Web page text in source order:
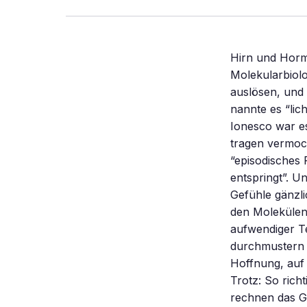
Hirn und Hormone müssen zusammenspielen, um gute Gefühle zu erzeugen. Die Molekularbiologen haben herausgefunden, wie Sex und Schokolade Glücksgefühle auslösen, und warum Männer leichter glücklich zu machen sind als Frauen. Max Frisch nannte es “lichterlohes Bewußtsein”. Für den französischen Schriftsteller Eugène Ionesco war es “Erleuchtung”, die ihn aus schwarzer Erdenschwere in leichte Höhen zu tragen vermochte. Sigmund Freud dagegen definierte das Glück nüchtern als “episodisches Phänomen, das der plötzlichen Befriedigung aufgestauter Bedürfnisse entspringt”. Und die moderne Wissenschaft schließlich will das wunderbarste aller Gefühle gänzlich entmystifizieren: Biochemiker suchen in kleinsten Nervenspalten nach den Molekülen, die uns Glück empfinden lassen, Neurobiologen spüren mit aufwendiger Technik dem Sitz des Glücks im Gehirn nach, Molekularbiologen durchmustern nach allen Regeln ihrer gentechnischen Kunst die Chromosomen, in der Hoffnung, auf jenes Gen zu stoßen, das uns glücklich macht. Doch allem Aufwand zum Trotz: So richtig zu fassen bekommen hat das Glück bislang keiner. Psychophysiologen rechnen das Gefühl zu den primären oder unwillkürlichen Emotionen des Menschen – wie Freude, Trauer, Furcht, Wut, Überraschung und Ekel. Das sind angeborene Reaktionsmuster, die in allen Kulturen gleich ablaufen, wobei eine Emotion etwas völlig anderes ist als eine Stimmung: Während eine Stimmung stunden- oder tagelang anhält, dauern primäre Emotionen nur wenige Sekunden. Das ist die Zeit, die Menschen bei Tests maximal für das Empfinden eines starken Gefühls angeben. Wissenschaftliche Messungen bestätigen diese subjektive Einschätzung: Auch körperliche